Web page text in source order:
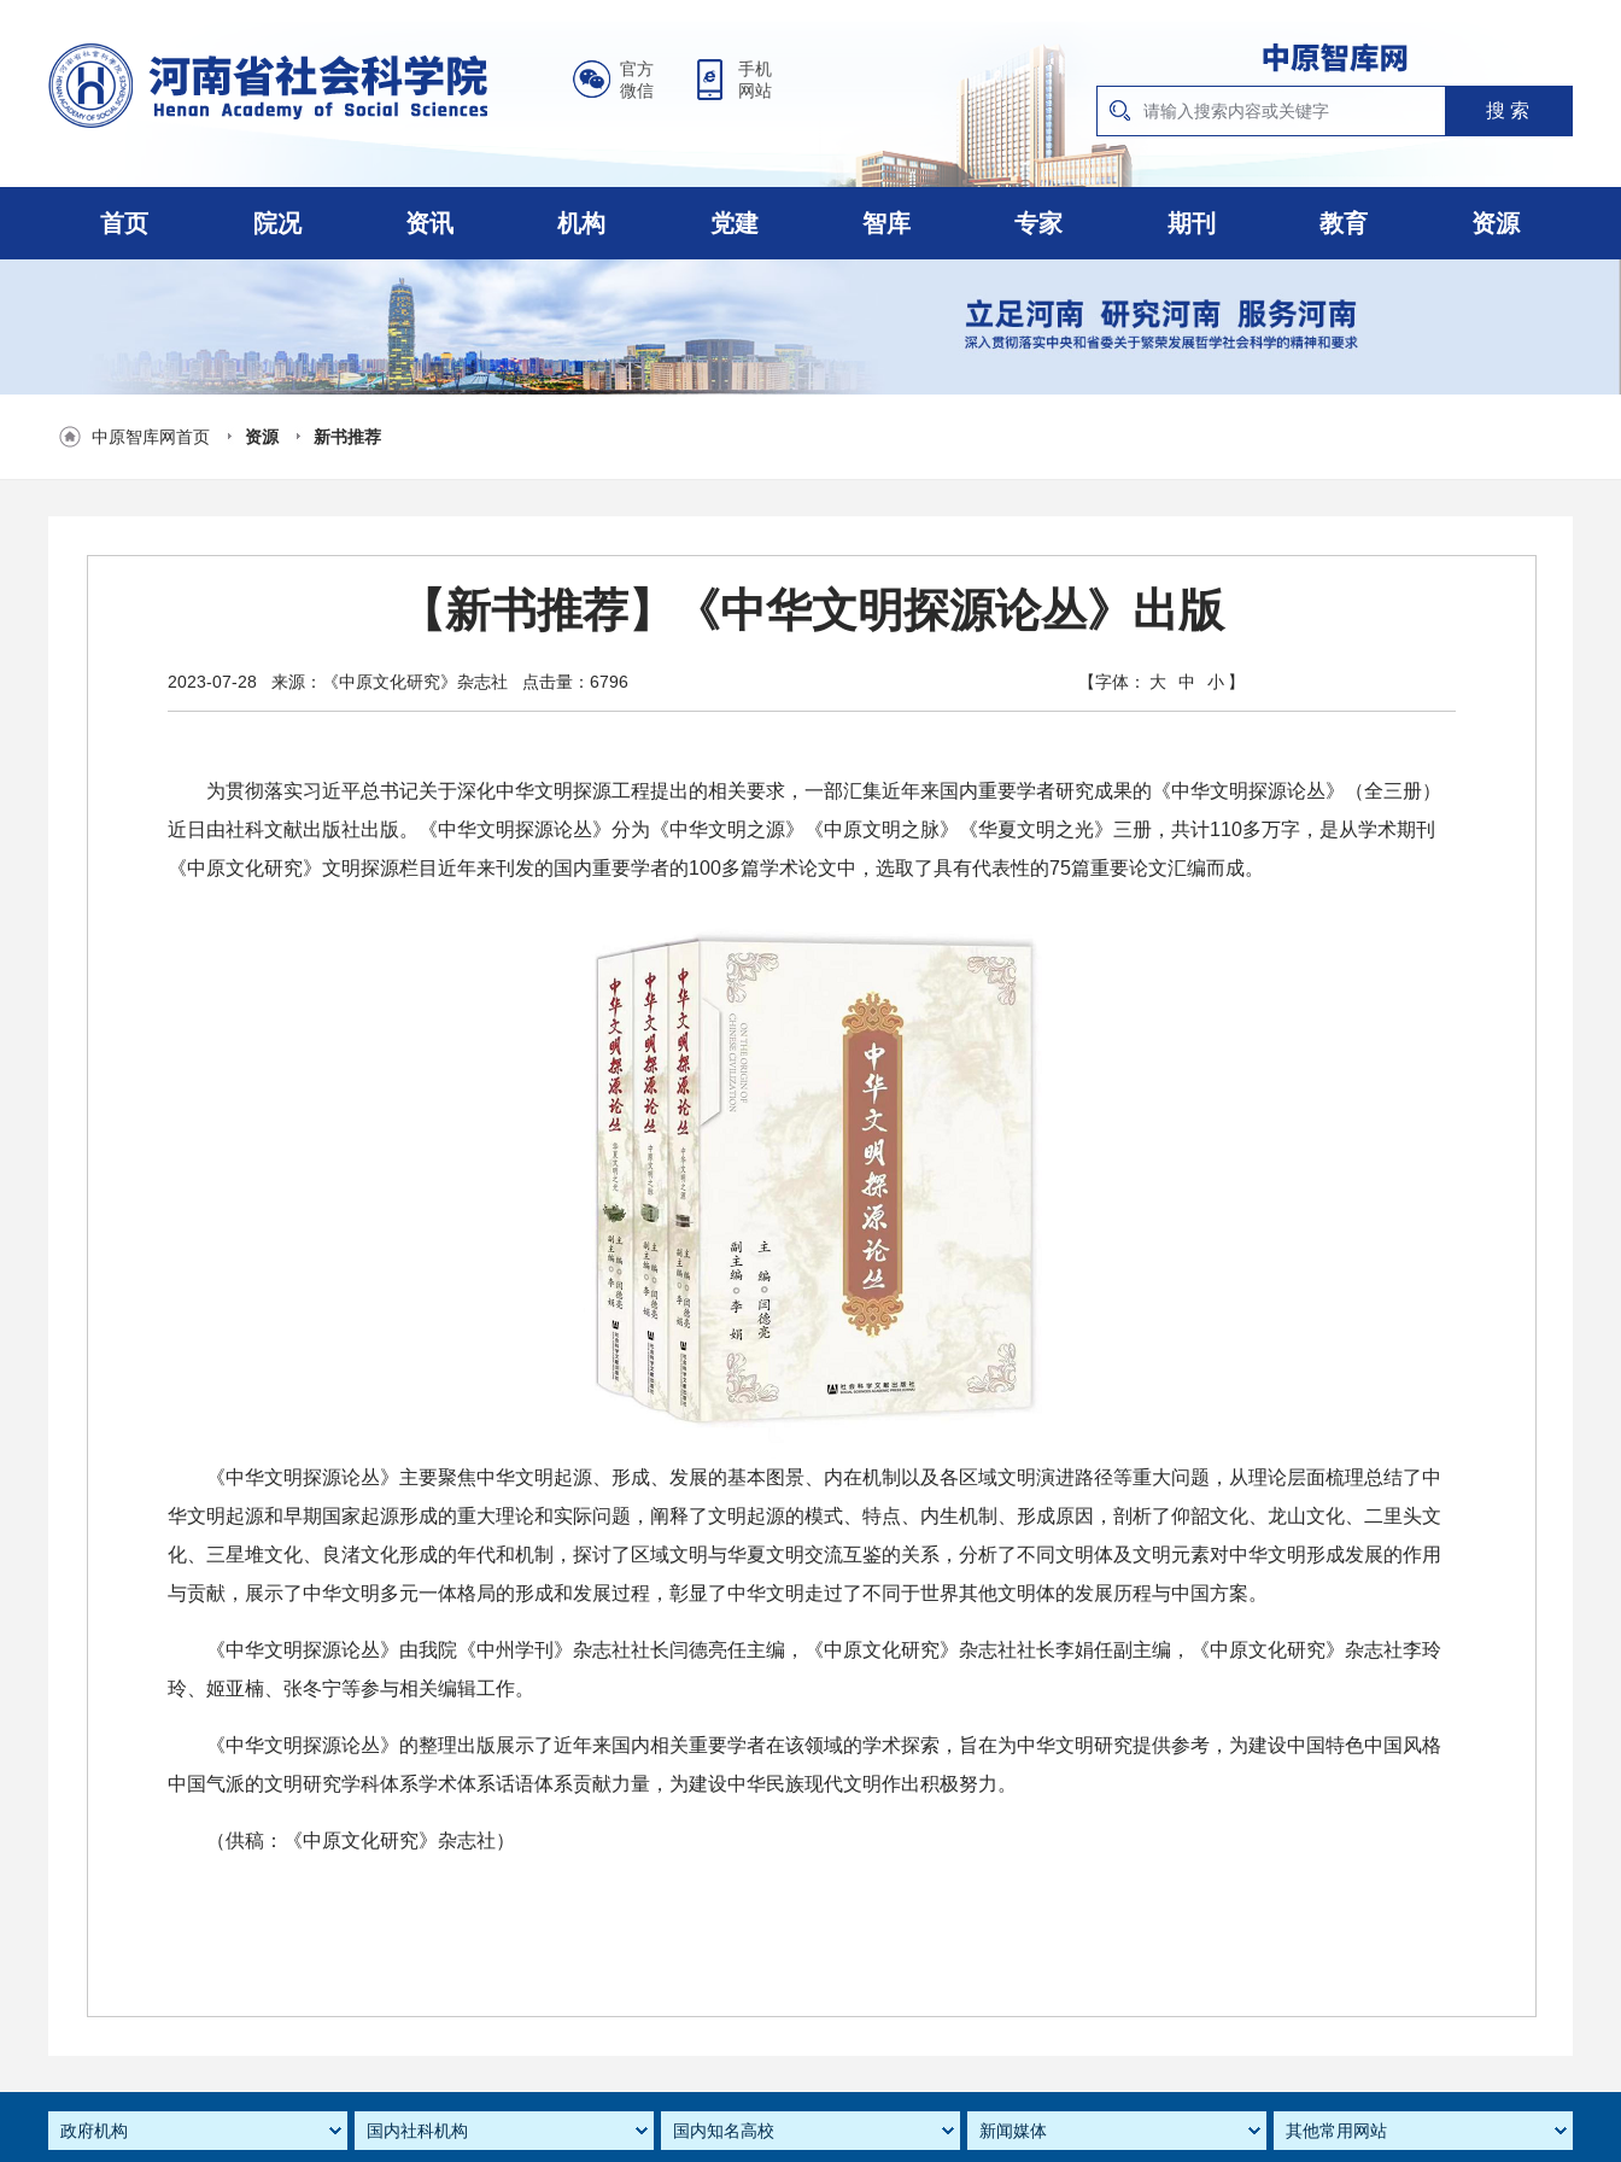
官方
微信
手机
网站
首页 院况 资讯 机构 党建 智库 专家 期刊 教育 资源
中原智库网首页 资源 新书推荐
【新书推荐】《中华文明探源论丛》出版
2023-07-28 来源：《中原文化研究》杂志社 点击量：6796 【字体： 大 中 小 】
为贯彻落实习近平总书记关于深化中华文明探源工程提出的相关要求，一部汇集近年来国内重要学者研究成果的《中华文明探源论丛》（全三册）
近日由社科文献出版社出版。《中华文明探源论丛》分为《中华文明之源》《中原文明之脉》《华夏文明之光》三册，共计110多万字，是从学术期刊
《中原文化研究》文明探源栏目近年来刊发的国内重要学者的100多篇学术论文中，选取了具有代表性的75篇重要论文汇编而成。
《中华文明探源论丛》主要聚焦中华文明起源、形成、发展的基本图景、内在机制以及各区域文明演进路径等重大问题，从理论层面梳理总结了中
华文明起源和早期国家起源形成的重大理论和实际问题，阐释了文明起源的模式、特点、内生机制、形成原因，剖析了仰韶文化、龙山文化、二里头文
化、三星堆文化、良渚文化形成的年代和机制，探讨了区域文明与华夏文明交流互鉴的关系，分析了不同文明体及文明元素对中华文明形成发展的作用
与贡献，展示了中华文明多元一体格局的形成和发展过程，彰显了中华文明走过了不同于世界其他文明体的发展历程与中国方案。
《中华文明探源论丛》由我院《中州学刊》杂志社社长闫德亮任主编，《中原文化研究》杂志社社长李娟任副主编，《中原文化研究》杂志社李玲
玲、姬亚楠、张冬宁等参与相关编辑工作。
《中华文明探源论丛》的整理出版展示了近年来国内相关重要学者在该领域的学术探索，旨在为中华文明研究提供参考，为建设中国特色中国风格
中国气派的文明研究学科体系学术体系话语体系贡献力量，为建设中华民族现代文明作出积极努力。
（供稿：《中原文化研究》杂志社）